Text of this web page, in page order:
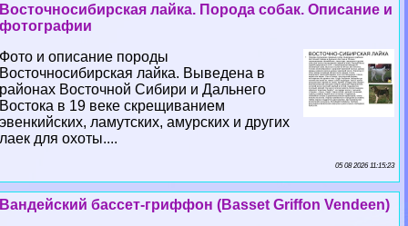
Восточносибирская лайка. Порода собак. Описание и
фотографии
Фото и описание породы
Восточносибирская лайка. Выведена в
районах Восточной Сибири и Дальнего
Востока в 19 веке скрещиванием
эвенкийских, ламутских, амурских и других
лаек для охоты....
05 08 2026 11:15:23
Вандейский бассет-гриффон (Basset Griffon Vendeen)